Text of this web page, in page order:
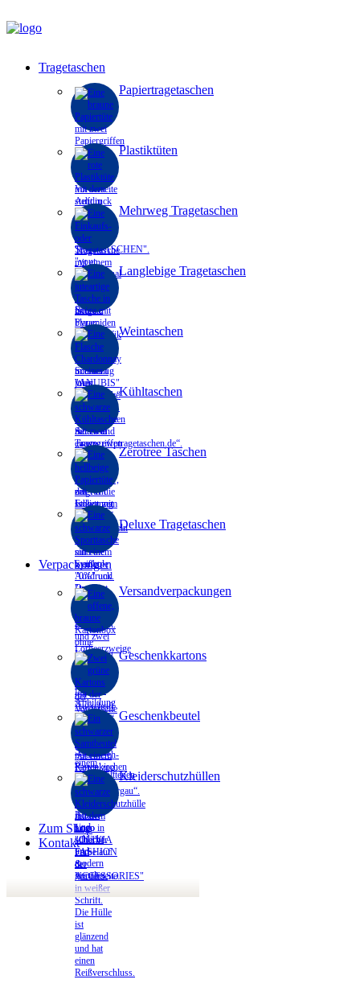
Tragetaschen
Papiertragetaschen
Plastiktüten
Mehrweg Tragetaschen
Langlebige Tragetaschen
Weintaschen
Kühltaschen
Zerotree Taschen
Deluxe Tragetaschen
Verpackungen
Versandverpackungen
Geschenkkartons
Geschenkbeutel
Kleiderschutzhüllen
Zum Shop
Kontakt